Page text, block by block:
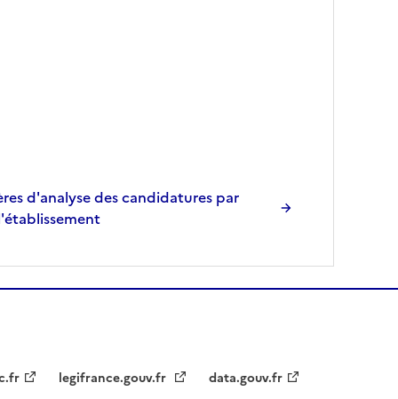
d'analyse des candidatures par
legifrance.gouv.fr data.gouv.fr